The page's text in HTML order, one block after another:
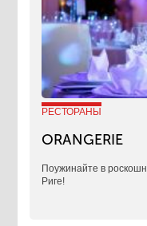
РЕСТОРАНЫ
ORANGERIE
Поужинайте в
Риге!